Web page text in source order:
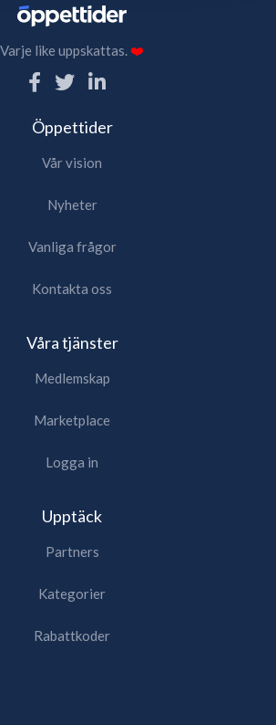
Varje like uppskattas.❤️
Öppettider
Vår vision
Nyheter
Vanliga frågor
Kontakta oss
Våra tjänster
Medlemskap
Marketplace
Logga in
Upptäck
Partners
Kategorier
Rabattkoder